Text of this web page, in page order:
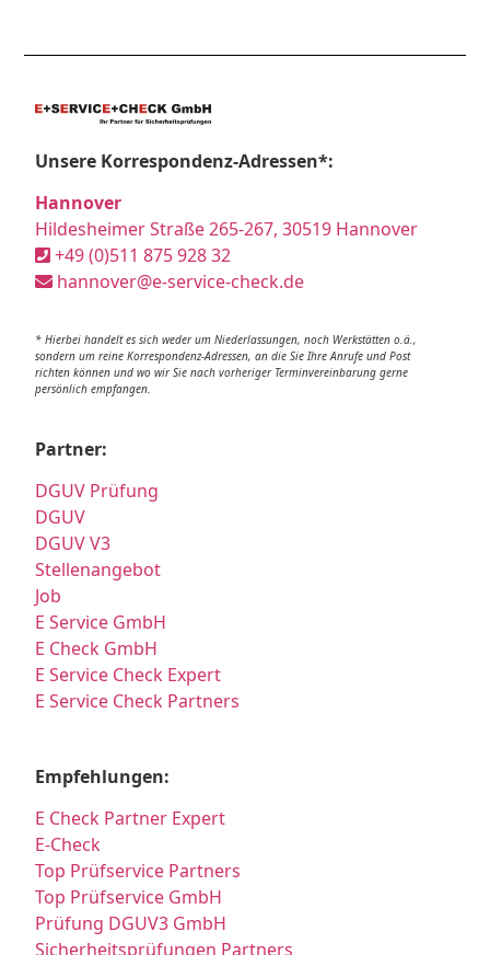
Unsere Korrespondenz-Adressen*:
Hannover
Hildesheimer Straße 265-267, 30519 Hannover
+49 (0)511 875 928 32
hannover@e-service-check.de
* Hierbei handelt es sich weder um Niederlassungen, noch Werkstätten o.ä.,
sondern um reine Korrespondenz-Adressen, an die Sie Ihre Anrufe und Post
richten können und wo wir Sie nach vorheriger Terminvereinbarung gerne
persönlich empfangen.
Partner:
DGUV Prüfung
DGUV
DGUV V3
Stellenangebot
Job
E Service GmbH
E Check GmbH
E Service Check Expert
E Service Check Partners
Empfehlungen:
E Check Partner Expert
E-Check
Top Prüfservice Partners
Top Prüfservice GmbH
Prüfung DGUV3 GmbH
Sicherheitsprüfungen Partners